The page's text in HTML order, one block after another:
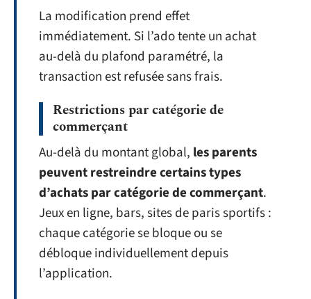
La modification prend effet
immédiatement. Si l’ado tente un achat
au-delà du plafond paramétré, la
transaction est refusée sans frais.
Restrictions par catégorie de
commerçant
Au-delà du montant global, les parents
peuvent restreindre certains types
d’achats par catégorie de commerçant.
Jeux en ligne, bars, sites de paris sportifs :
chaque catégorie se bloque ou se
débloque individuellement depuis
l’application.